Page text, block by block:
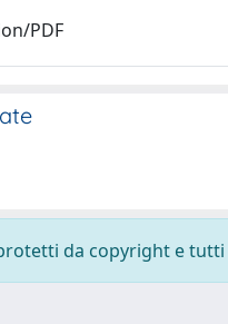
PDF
da copyright e